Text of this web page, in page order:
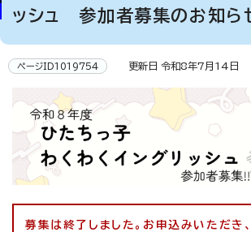
ッシュ 参加者募集のお知ら
ページID1019754 更新日 令和8年7月14日
募集は終了しました。お申込みいただき